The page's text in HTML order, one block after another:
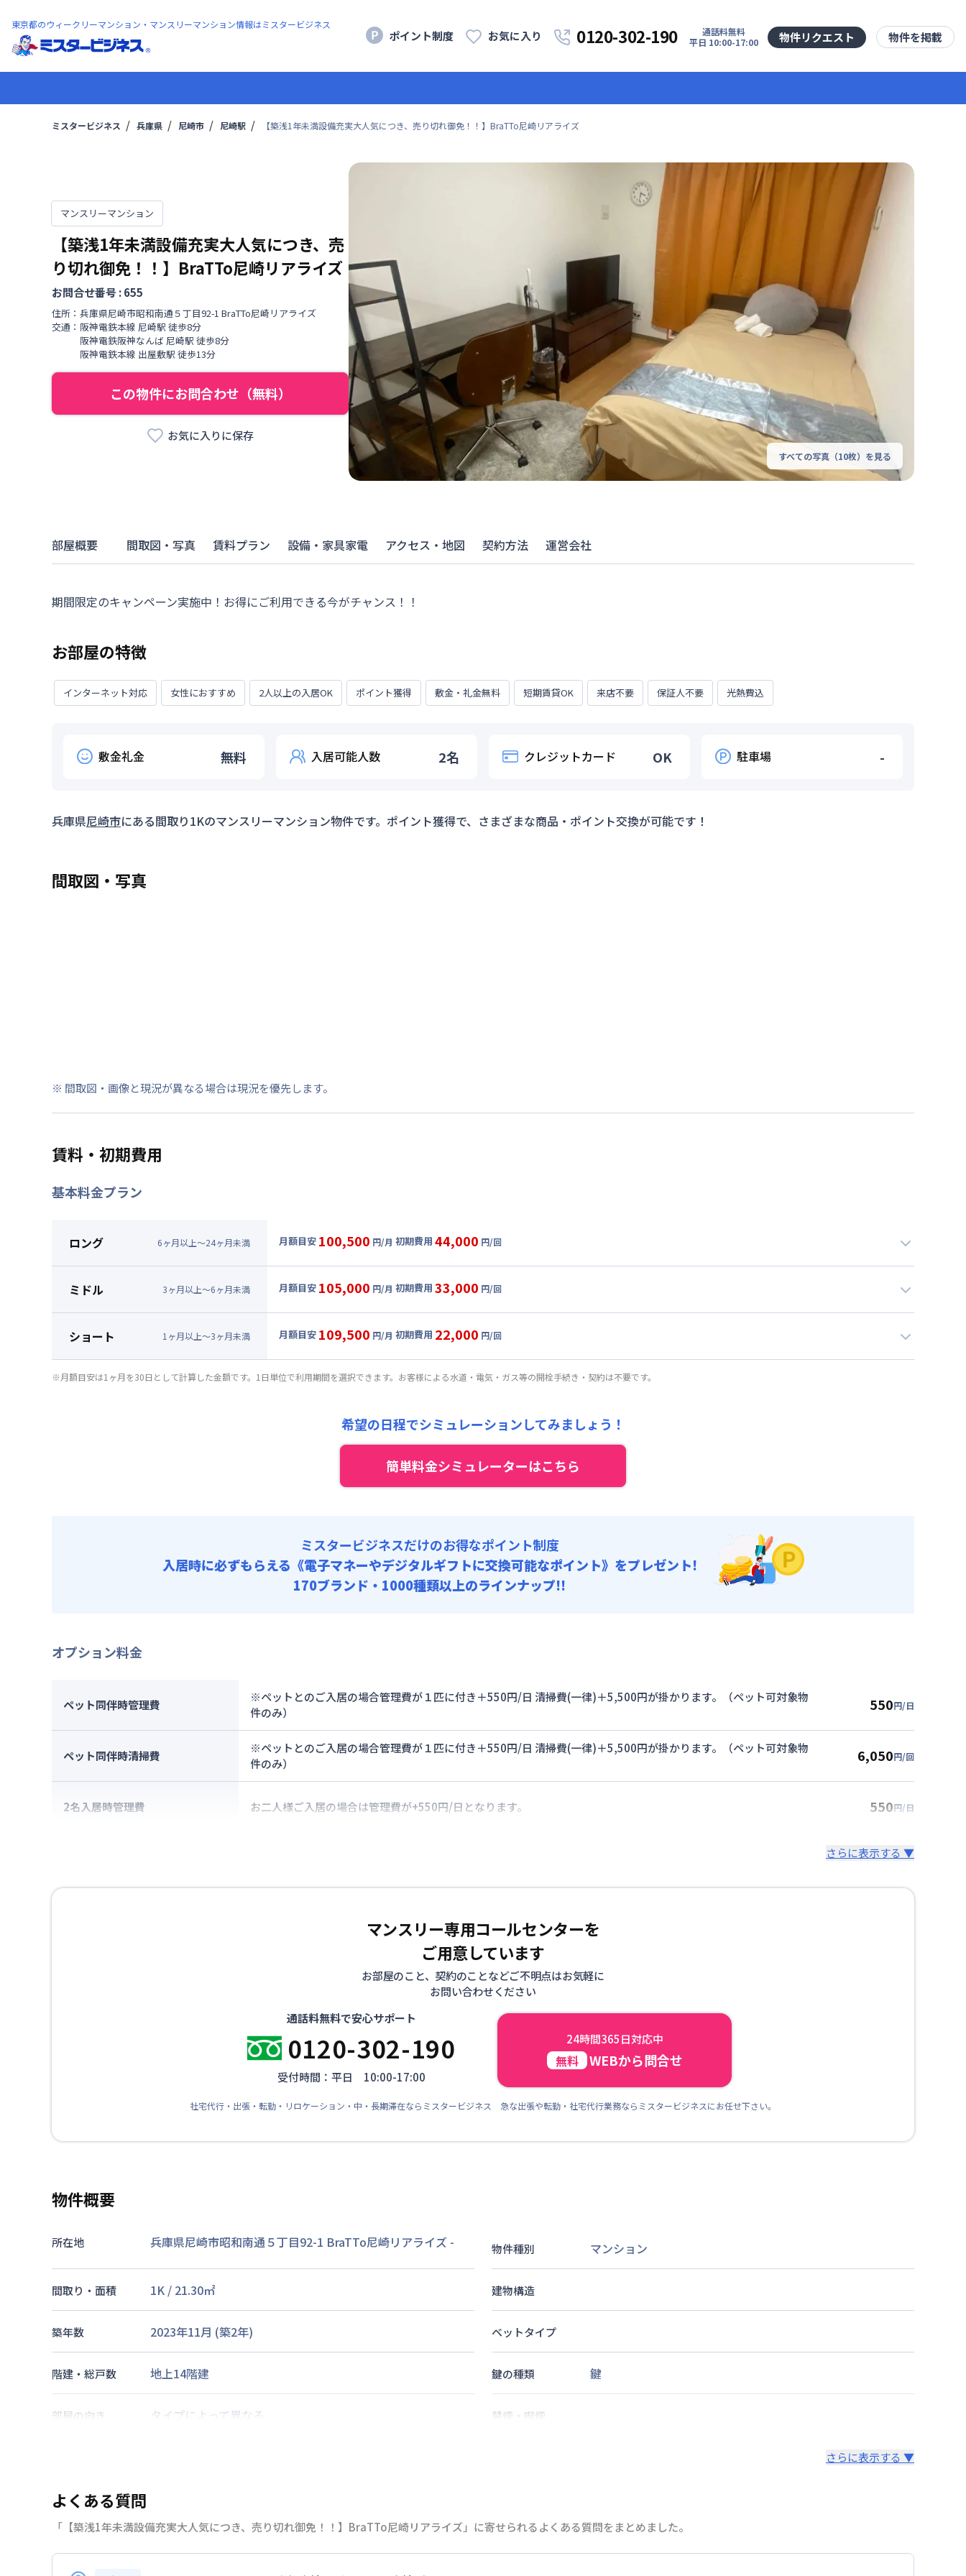
東京都のウィークリーマンション・マンスリーマンション情報はミスタービジネス
ポイント制度 お気に入り 0120-302-190
通話料無料
平日 10:00-17:00
物件リクエスト 物件を掲載
ミスタービジネス 兵庫県 尼崎市 尼崎駅 【築浅1年未満設備充実大人気につき、売り切れ御免！！】BraTTo尼崎リアライズ
マンスリーマンション
【築浅1年未満設備充実大人気につき、売
り切れ御免！！】BraTTo尼崎リアライズ
お問合せ番号 :655
住所： 兵庫県尼崎市昭和南通５丁目92-1 BraTTo尼崎リアライズ
交通： 阪神電鉄本線 尼崎駅 徒歩8分
阪神電鉄阪神なんば 尼崎駅 徒歩8分
阪神電鉄本線 出屋敷駅 徒歩13分
この物件にお問合わせ（無料）
お気に入りに保存
すべての写真（10枚）を見る
部屋概要 間取図・写真 賃料プラン 設備・家具家電 アクセス・地図 契約方法 運営会社
期間限定のキャンペーン実施中！お得にご利用できる今がチャンス！！
お部屋の特徴
インターネット対応 女性におすすめ 2人以上の入居OK ポイント獲得 敷金・礼金無料 短期賃貸OK 来店不要 保証人不要 光熱費込
敷金礼金 無料 入居可能人数 2名 クレジットカード OK 駐車場 -
兵庫県尼崎市にある間取り1Kのマンスリーマンション物件です。ポイント獲得で、さまざまな商品・ポイント交換が可能です！
間取図・写真
※ 間取図・画像と現況が異なる場合は現況を優先します。
賃料・初期費用
基本料金プラン
ロング 6ヶ月以上～24ヶ月未満 月額目安 100,500 円/月 初期費用 44,000 円/回
63,000円/月 (2,100円/日)
光熱費他 : 0円/月 (0円/日) ※賃料に含める
清掃料他 : 35,000円/回 (税抜)
その他費用 :
管理費: 37,500円/月 (1,250円/日)
ミドル 3ヶ月以上～6ヶ月未満 月額目安 105,000 円/月 初期費用 33,000 円/回
67,500円/月 (2,250円/日)
光熱費他 : 0円/月 (0円/日) ※賃料に含める
清掃料他 : 25,000円/回 (税抜)
37,500円/月 (1,250円/日)
契約事務手数料 : 5,000円/回 (税抜)
ショート 1 ヶ月以上～3ヶ月未満 月額目安 109,500 円/月 初期費用 22,000 円/回
月額賃料目安(30日利用)
15,000円/回 (税抜)
37,500円/月 (1,250円/日)
※月額目安は1ヶ月を30日として計算した金額です。1日単位で利用期間を選択できます。お客様による水道・電気・ガス等の開栓手続き・契約は不要です。
希望の日程でシミュレーションしてみましょう！
簡単料金シミュレーターはこちら
ミスタービジネスだけのお得なポイント制度
入居時に必ずもらえる 《電子マネーやデジタルギフトに交換可能なポイント》をプレゼント!
170ブランド・1000種類以上のラインナップ!!
オプション料金
ペット同伴時管理費
※ペットとのご入居の場合管理費が１匹に付き＋550円/日 清掃費(一律)＋5,500円が掛かります。（ペット可対象物
件のみ）
550円/日
ペット同伴時清掃費
※ペットとのご入居の場合管理費が１匹に付き＋550円/日 清掃費(一律)＋5,500円が掛かります。（ペット可対象物
件のみ）
6,050円/回
2名入居時管理費 お二人様ご入居の場合は管理費が+550円/日となります。 550円/日
さらに表示する ▼
マンスリー専用コールセンターを
ご用意しています
お部屋のこと、契約のことなどご不明点はお気軽に
お問い合わせください
通話料無料で安心サポート
0120-302-190
受付時間：平日 10:00-17:00
24時間365日対応中
無料 WEBから問合せ
社宅代行・出張・転勤・リロケーション・中・長期滞在ならミスタービジネス 急な出張や転勤・社宅代行業務ならミスタービジネスにお任せ下さい。
物件概要
所在地 兵庫県尼崎市昭和南通５丁目92-1 BraTTo尼崎リアライズ - 物件種別 マンション
間取り・面積 1K / 21.30㎡ 建物構造
築年数 2023年11月 (築2年) ベットタイプ
階建・総戸数 地上14階建 鍵の種類 鍵
部屋の向き タイプによって異なる 禁煙・喫煙
駐車場 なし 次回更新日 情報更新日より14日以内
情報更新日
さらに表示する ▼
よくある質問
「【築浅1年未満設備充実大人気につき、売り切れ御免！！】BraTTo尼崎リアライズ」に寄せられるよくある質問をまとめました。